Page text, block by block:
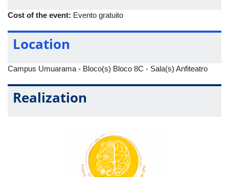
21:30 - Fechamento
Cost of the event: Evento gratuito
Location
Campus Umuarama - Bloco(s) Bloco 8C - Sala(s) Anfiteatro
Realization